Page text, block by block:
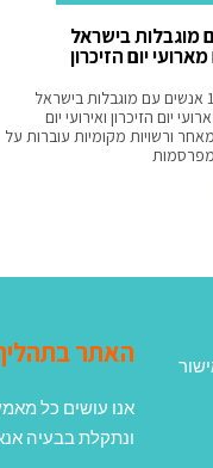
מוגבלות בישראל
יום הזיכרון
1,600,000 אנשים עם מוגבלות בישראל
יום הזיכרון ואירועי יום
ורשויות מקומיות עוברות על
מפרסמות
האתר
אנו עושים כל
ונתקלת בבעיה